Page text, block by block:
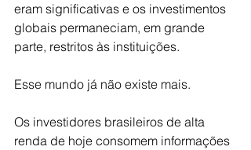
eram significativas e os investimentos
globais permaneciam, em grande
parte, restritos às instituições.
Esse mundo já não existe mais.
Os investidores brasileiros de alta
renda de hoje consomem informações